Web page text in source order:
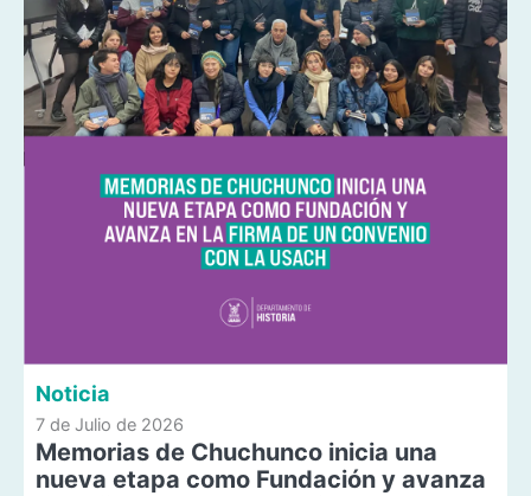
Noticia
7 de Julio de 2026
Memorias de Chuchunco inicia una
nueva etapa como Fundación y avanza